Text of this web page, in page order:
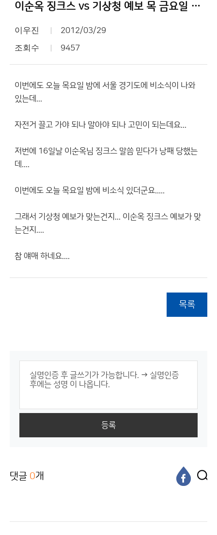
이순옥 징크스 vs 기상청 예보 목 금요일 비소식
이우진 2012/03/29
조회수 9457
이번에도 오늘 목요일 밤에 서울 경기도에 비소식이 나와
있는데...
자전거 끌고 가야 되나 말아야 되나 고민이 되는데요...
저번에 16일날 이순옥님 징크스 말씀 믿다가 낭패 당했는
데....
이번에도 오늘 목요일 밤에 비소식 있더군요.....
그래서 기상청 예보가 맞는건지... 이순옥 징크스 예보가 맞
는건지....
참 얘매 하네요....
목록
등록
댓글 0개